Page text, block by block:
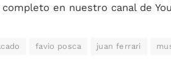
en nuestro canal de
favio posca juan ferrari